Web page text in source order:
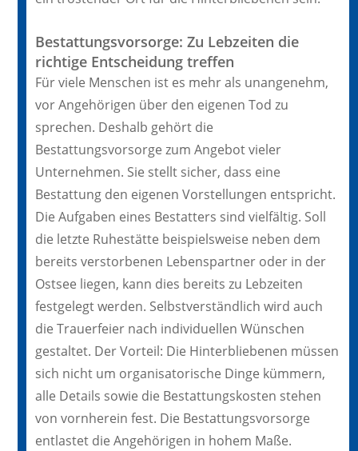
Bestattungsvorsorge: Zu Lebzeiten die
richtige Entscheidung treffen
Für viele Menschen ist es mehr als unangenehm,
vor Angehörigen über den eigenen Tod zu
sprechen. Deshalb gehört die
Bestattungsvorsorge zum Angebot vieler
Unternehmen. Sie stellt sicher, dass eine
Bestattung den eigenen Vorstellungen entspricht.
Die Aufgaben eines Bestatters sind vielfältig. Soll
die letzte Ruhestätte beispielsweise neben dem
bereits verstorbenen Lebenspartner oder in der
Ostsee liegen, kann dies bereits zu Lebzeiten
festgelegt werden. Selbstverständlich wird auch
die Trauerfeier nach individuellen Wünschen
gestaltet. Der Vorteil: Die Hinterbliebenen müssen
sich nicht um organisatorische Dinge kümmern,
alle Details sowie die Bestattungskosten stehen
von vornherein fest. Die Bestattungsvorsorge
entlastet die Angehörigen in hohem Maße.